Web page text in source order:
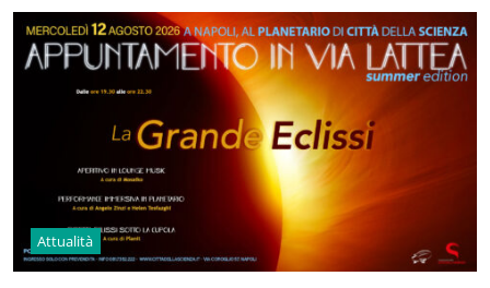
Attualità